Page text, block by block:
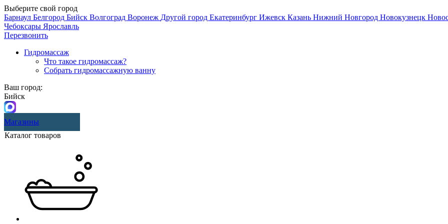
Выберите свой город
Барнаул Белгород Бийск Волгоград Воронеж Другой город Екатеринбург Ижевск Казань Нижний Новгород Новокузнецк
Чебоксары Ярославль
Перезвонить
Гидромассаж
Что такое гидромассаж?
Собрать гидромассажную ванну
Ваш город:
Бийск
Магазины
Каталог товаров